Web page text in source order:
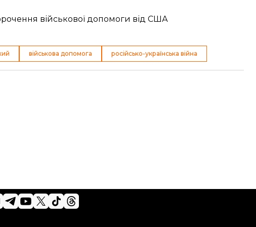
військової допомоги від США
військова допомога російсько-українська війна